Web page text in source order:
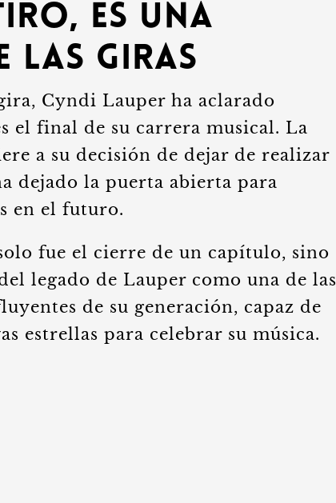
es una
las Giras
Cyndi Lauper ha aclarado
el final de su carrera musical. La
a su decisión de dejar de realizar
dejado la puerta abierta para
en el futuro.
fue el cierre de un capítulo, sino
legado de Lauper como una de las
de su generación, capaz de
estrellas para celebrar su música.